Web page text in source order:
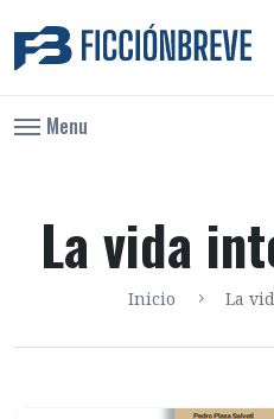
Menu
La vida
Inicio La